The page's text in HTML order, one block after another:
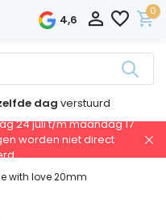
4,6
0
dag verstuurd
24 juli t/m maandag 17
worden niet direct
with love 20mm